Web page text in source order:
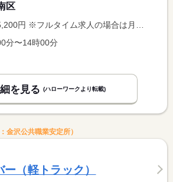
区
人の場合は月額（換算額）、パート求人の場合は時間額を表示しています。
分〜14時00分
を見る (ハローワークより転載)
金沢公共職業安定所）
（軽トラック）